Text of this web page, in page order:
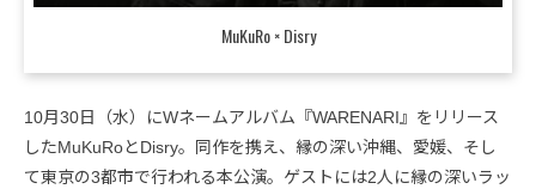
MuKuRo × Disry
10月30日（水）にWネームアルバム『WARENARI』をリリース
したMuKuRoとDisry。同作を携え、縁の深い沖縄、愛媛、そし
て東京の3都市で行われる本公演。ゲストには2人に縁の深いラッ